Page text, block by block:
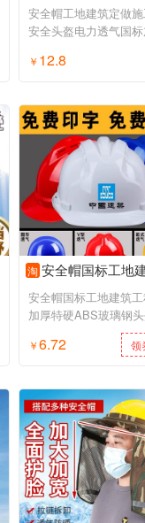
安全帽工地建筑定做
安全头盔电力透气国
￥ 12.8
淘 安全帽国标工地建筑工程施工加厚特硬ABS玻璃钢头盔领
安全帽国标工地建筑
加厚特硬ABS玻璃钢
￥6.72 领